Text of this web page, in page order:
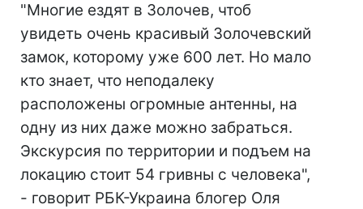
"Многие ездят в Золочев, чтоб
увидеть очень красивый Золочевский
замок, которому уже 600 лет. Но мало
кто знает, что неподалеку
расположены огромные антенны, на
одну из них даже можно забраться.
Экскурсия по территории и подъем на
локацию стоит 54 гривны с человека",
- говорит РБК-Украина блогер Оля